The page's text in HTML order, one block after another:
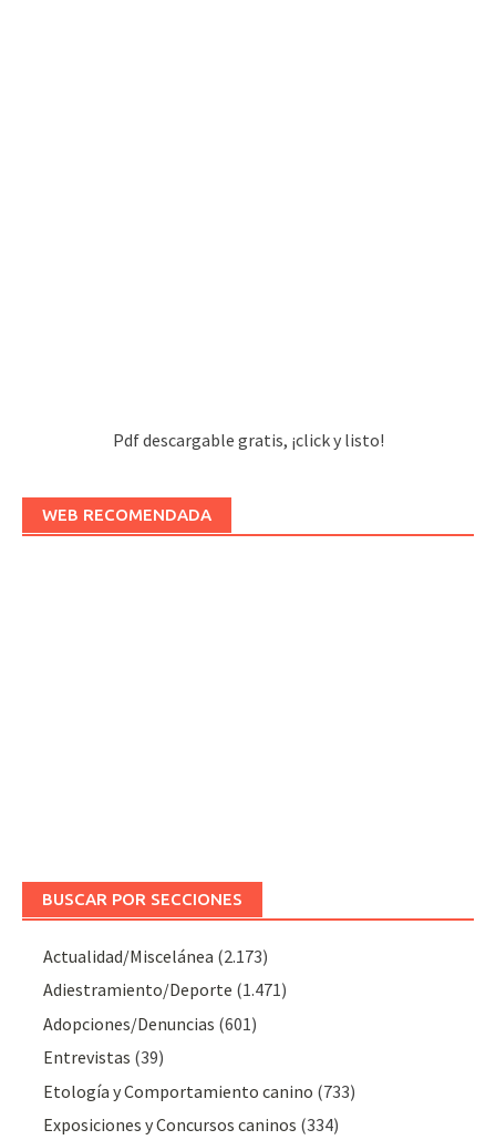
Pdf descargable gratis, ¡click y listo!
WEB RECOMENDADA
BUSCAR POR SECCIONES
Actualidad/Miscelánea (2.173)
Adiestramiento/Deporte (1.471)
Adopciones/Denuncias (601)
Entrevistas (39)
Etología y Comportamiento canino (733)
Exposiciones y Concursos caninos (334)